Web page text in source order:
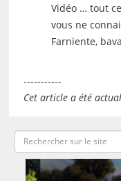
Vidéo … tout
vous ne
Farniente,
-----------
Cet article a été